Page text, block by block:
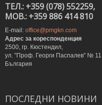
ТЕЛ.: +359 (078) 552259,
MOB.: +359 886 414 810
E-mail: office@pmgkn.com
Адрес за кореспонденция
2500, гр. Кюстендил,
ул. ”Проф. Георги Паспалев” № 11
България
ПОСЛЕДНИ НОВИНИ